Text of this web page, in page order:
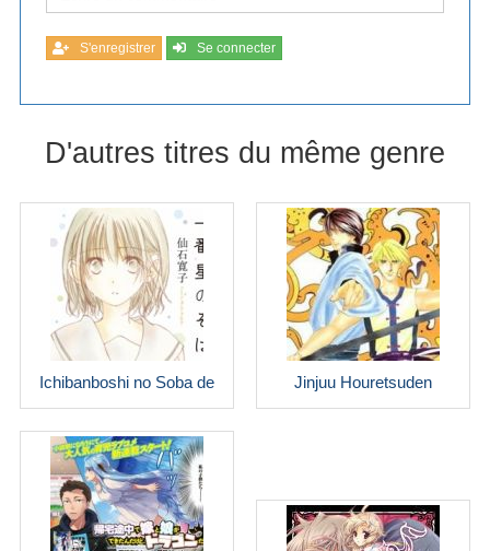
S'enregistrer Se connecter
D'autres titres du même genre
Ichibanboshi no Soba de Jinjuu Houretsuden